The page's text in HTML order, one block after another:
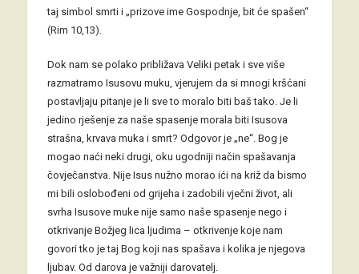
taj simbol smrti i „prizove ime Gospodnje, bit će spašen“
(Rim 10,13).
Dok nam se polako približava Veliki petak i sve više
razmatramo Isusovu muku, vjerujem da si mnogi kršćani
postavljaju pitanje je li sve to moralo biti baš tako. Je li
jedino rješenje za naše spasenje morala biti Isusova
strašna, krvava muka i smrt? Odgovor je „ne“. Bog je
mogao naći neki drugi, oku ugodniji način spašavanja
čovječanstva. Nije Isus nužno morao ići na križ da bismo
mi bili oslobođeni od grijeha i zadobili vječni život, ali
svrha Isusove muke nije samo naše spasenje nego i
otkrivanje Božjeg lica ljudima – otkrivenje koje nam
govori tko je taj Bog koji nas spašava i kolika je njegova
ljubav. Od darova je važniji darovatelj.